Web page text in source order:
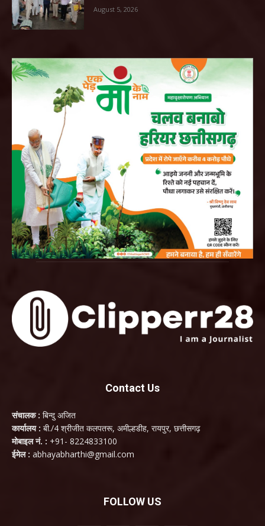
August 5, 2026
Contact Us
संचालक : बिन्दु अजित
कार्यालय : बी./4 श्रीजीत कलपतरू, अमील्हडीह, रायपुर, छत्तीसगढ़
मोबाइल नं. : +91- 8224833100
ईमेल : abhayabharthi@gmail.com
FOLLOW US